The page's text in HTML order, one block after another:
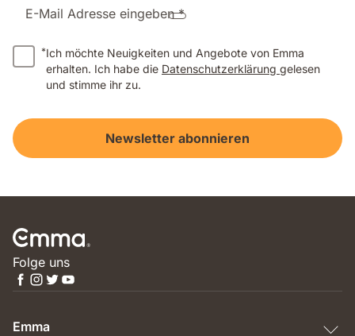
E-Mail Adresse eingeben *
*Ich möchte Neuigkeiten und Angebote von Emma
erhalten. Ich habe die Datenschutzerklärung gelesen
und stimme ihr zu.
Newsletter abonnieren
Folge uns
Emma